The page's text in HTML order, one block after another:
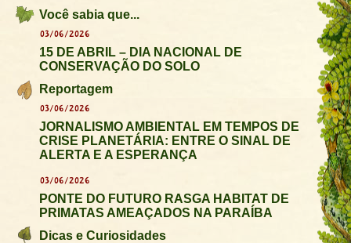
Você sabia que...
03/06/2026
15 DE ABRIL – DIA NACIONAL DE
CONSERVAÇÃO DO SOLO
Reportagem
03/06/2026
JORNALISMO AMBIENTAL EM TEMPOS DE
CRISE PLANETÁRIA: ENTRE O SINAL DE
ALERTA E A ESPERANÇA
03/06/2026
PONTE DO FUTURO RASGA HABITAT DE
PRIMATAS AMEAÇADOS NA PARAÍBA
Dicas e Curiosidades